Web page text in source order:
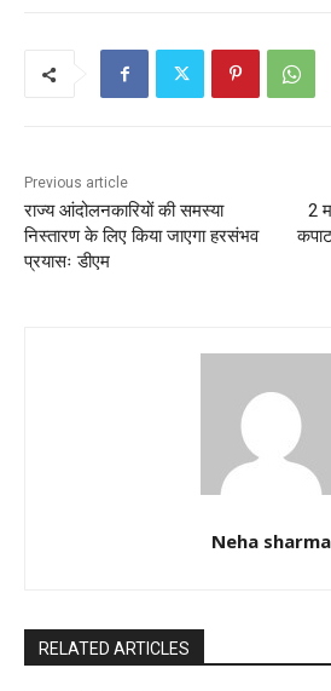
k
A
p
Previous article
राज्य आंदोलनकारियों की समस्या
निस्तारण के लिए किया जाएगा हरसंभव
प्रयासः डीएम
2
Neha sharma
RELATED ARTICLES